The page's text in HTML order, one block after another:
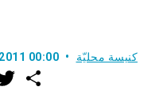
00:00 كنيسة محليّة
w